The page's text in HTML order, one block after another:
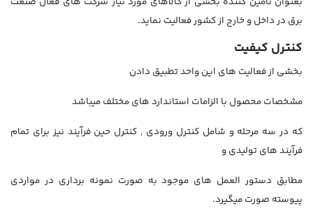
برق در داخل و خارج از کشور فعالیت نماید.
کنترل کیفیت
بخشی از فعالیت های این واحد تطبیق دادن
مشخصات محصول با الزامات استاندارد های مختلف میباشد
که در سه مرحله و شامل کنترل ورودی , کنترل حین فرآیند نیز برای تمام
فرآیند های تولیدی و
مطابق دستور العمل های موجود به صورت نمونه برداری در مواردی
پیوسته صورت میگیرد.